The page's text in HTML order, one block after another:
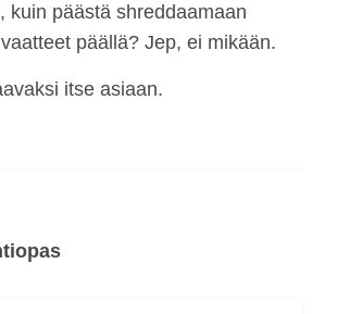
kuin päästä shreddaamaan
päällä? Jep, ei mikään.
itse asiaan.